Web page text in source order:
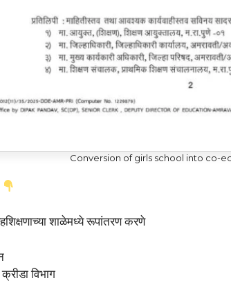
Conversion of girls school into co-
शाळेमध्ये रूपांतरण करणे
विभाग